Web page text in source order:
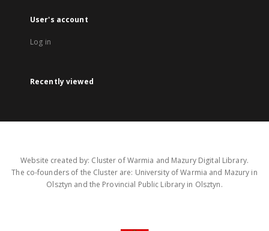
User's account
Log in
Recently viewed
Website created by: Cluster of Warmia and Mazury Digital Library.
The co-founders of the Cluster are: University of Warmia and Mazury in
Olsztyn and the Provincial Public Library in Olsztyn.